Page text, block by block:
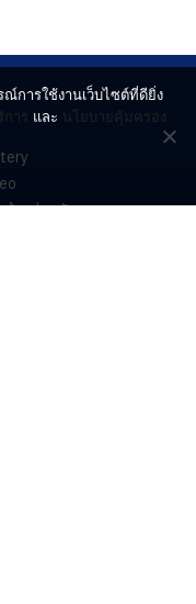
วยช่วยกัน
การใช้งานเว็บไซต์ที่ดียิ่ง
การ และ นโยบายคุ้มครอง